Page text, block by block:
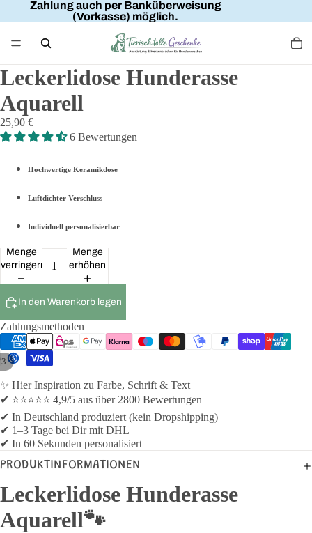
Zahlung auch per Banküberweisung
(Vorkasse) möglich.
3
Leckerlidose Hunderasse
Aquarell
25,90 €
6 Bewertungen
Hochwertige Keramikdose
Luftdichter Verschluss
Individuell personalisierbar
Menge
verringern
Menge
erhöhen
In den Warenkorb legen
Zahlungsmethoden
✨ Hier Inspiration zu Farbe, Schrift & Text
✔ ⭐⭐⭐⭐⭐ 4,9/5 aus über 2800 Bewertungen
✔ In Deutschland produziert (kein Dropshipping)
✔ 1–3 Tage bei Dir mit DHL
✔ In 60 Sekunden personalisiert
PRODUKTINFORMATIONEN
Leckerlidose Hunderasse
Aquarell🐾